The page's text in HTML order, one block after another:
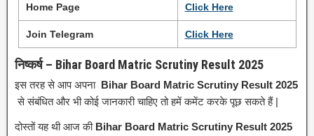
Home Page Click Here
Join Telegram Click Here
निष्कर्ष – Bihar Board Matric Scrutiny Result 2025
इस तरह से आप अपना Bihar Board Matric Scrutiny Result 2025
से संबंधित और भी कोई जानकारी चाहिए तो हमें कमेंट करके पूछ सकते हैं |
दोस्तों यह थी आज की Bihar Board Matric Scrutiny Result 2025